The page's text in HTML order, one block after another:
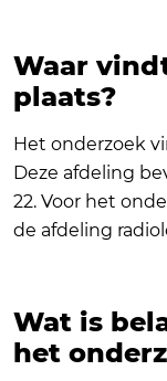
Waar
plaats?
Het onderzoek
Deze afdeling
22. Voor het
de afdeling
Wat is
het